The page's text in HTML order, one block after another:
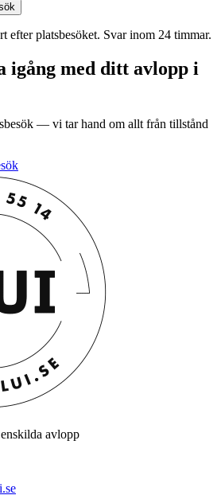
efter platsbesöket. Svar inom 24 timmar.
igång med ditt avlopp i
— vi tar hand om allt från tillstånd
avlopp